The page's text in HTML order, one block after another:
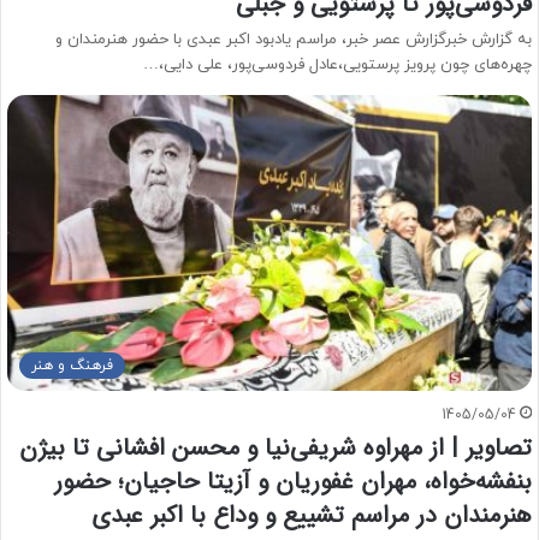
به گزارش خبرگزارش عصر خبر، مراسم یادبود اکبر عبدی با حضور هنرمندان و
چهره‌های چون پرویز پرستویی،عادل فردوسی‌پور، علی دایی،…
فرهنگ و هنر
1405/05/04
تصاویر | از مهراوه شریفی‌نیا و محسن افشانی تا بیژن
بنفشه‌خواه، مهران غفوریان و آزیتا حاجیان؛ حضور
هنرمندان در مراسم تشییع و وداع با اکبر عبدی